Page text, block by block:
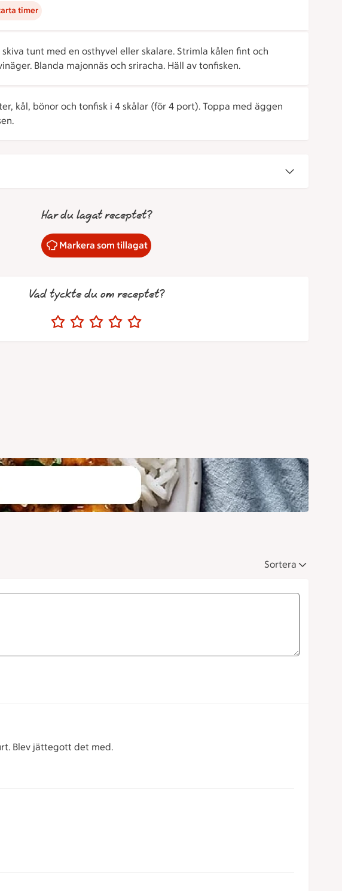
timer
tunt med en osthyvel eller skalare. Strimla kålen fint och
Blanda majonnäs och sriracha. Häll av tonfisken.
kål, bönor och tonfisk i 4 skålar (för 4 port). Toppa med äggen
Har du lagat receptet?
Markera som tillagat
Vad tyckte du om receptet?
Sortera
Blev jättegott det med.